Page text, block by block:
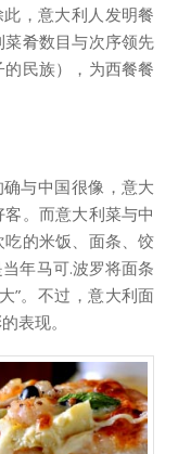
，意大利人发明餐
肴数目与次序领先
民族），为西餐餐
与中国很像，意大
。而意大利菜与中
的米饭、面条、饺
年马可.波罗将面条
”。不过，意大利面
表现。